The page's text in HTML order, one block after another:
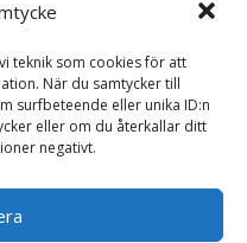
teknik som cookies för att
När du samtycker till
surfbeteende eller unika ID:n
eller om du återkallar ditt
negativt.
”Rosenskära